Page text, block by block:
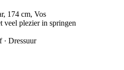
174 cm, Vos
veel plezier in springen
· Dressuur